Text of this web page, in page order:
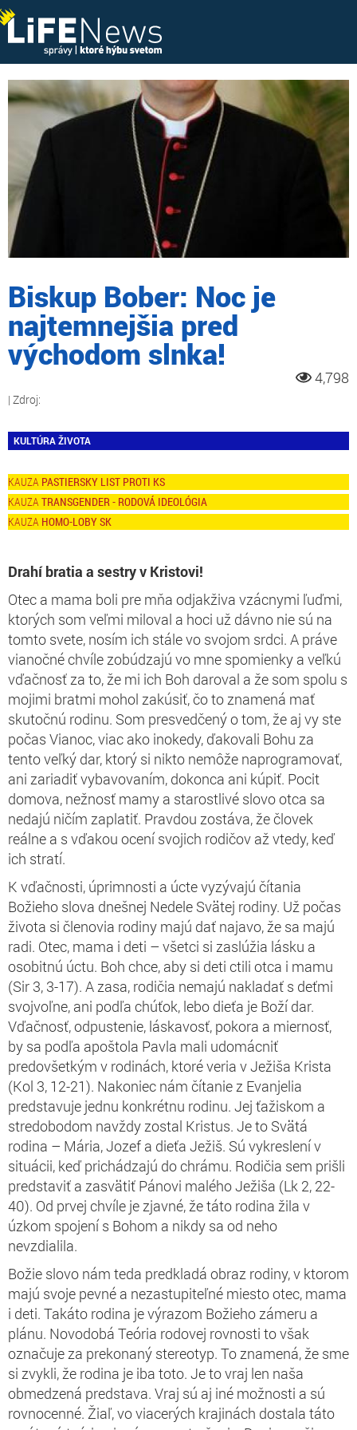
Biskup Bober: Noc je
najtemnejšia pred
východom slnka!
4,798
KULTÚRA ŽIVOTA
PASTIERSKY LIST PROTI KS
TRANSGENDER - RODOVÁ IDEOLÓGIA
HOMO-LOBY SK
Drahí bratia a sestry v Kristovi!
Otec a mama boli pre mňa odjakživa vzácnymi ľuďmi,
ktorých som veľmi miloval a hoci už dávno nie sú na
tomto svete, nosím ich stále vo svojom srdci. A práve
vianočné chvíle zobúdzajú vo mne spomienky a veľkú
vďačnosť za to, že mi ich Boh daroval a že som spolu s
mojimi bratmi mohol zakúsiť, čo to znamená mať
skutočnú rodinu. Som presvedčený o tom, že aj vy ste
počas Vianoc, viac ako inokedy, ďakovali Bohu za
tento veľký dar, ktorý si nikto nemôže naprogramovať,
ani zariadiť vybavovaním, dokonca ani kúpiť. Pocit
domova, nežnosť mamy a starostlivé slovo otca sa
nedajú ničím zaplatiť. Pravdou zostáva, že človek
reálne a s vďakou ocení svojich rodičov až vtedy, keď
ich stratí.
K vďačnosti, úprimnosti a úcte vyzývajú čítania
Božieho slova dnešnej Nedele Svätej rodiny. Už počas
života si členovia rodiny majú dať najavo, že sa majú
radi. Otec, mama i deti – všetci si zaslúžia lásku a
osobitnú úctu. Boh chce, aby si deti ctili otca i mamu
(Sir 3, 3-17). A zasa, rodičia nemajú nakladať s deťmi
svojvoľne, ani podľa chúťok, lebo dieťa je Boží dar.
Vďačnosť, odpustenie, láskavosť, pokora a miernosť,
by sa podľa apoštola Pavla mali udomácniť
predovšetkým v rodinách, ktoré veria v Ježiša Krista
(Kol 3, 12-21). Nakoniec nám čítanie z Evanjelia
predstavuje jednu konkrétnu rodinu. Jej ťažiskom a
stredobodom navždy zostal Kristus. Je to Svätá
rodina – Mária, Jozef a dieťa Ježiš. Sú vykreslení v
situácii, keď prichádzajú do chrámu. Rodičia sem prišli
predstaviť a zasvätiť Pánovi malého Ježiša (Lk 2, 22-
40). Od prvej chvíle je zjavné, že táto rodina žila v
úzkom spojení s Bohom a nikdy sa od neho
nevzdialila.
Božie slovo nám teda predkladá obraz rodiny, v ktorom
majú svoje pevné a nezastupiteľné miesto otec, mama
i deti. Takáto rodina je výrazom Božieho zámeru a
plánu. Novodobá Teória rodovej rovnosti to však
označuje za prekonaný stereotyp. To znamená, že sme
si zvykli, že rodina je iba toto. Je to vraj len naša
obmedzená predstava. Vraj sú aj iné možnosti a sú
rovnocenné. Žiaľ, vo viacerých krajinách dostala táto